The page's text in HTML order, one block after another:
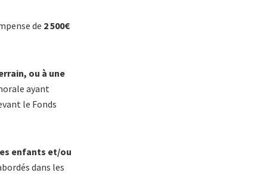
de 2 500€
ou à une
ayant
le Fonds
enfants et/ou
dans les